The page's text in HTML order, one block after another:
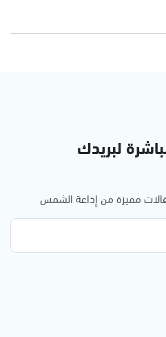
لبريدك
مميزة من إذاعة الشمس